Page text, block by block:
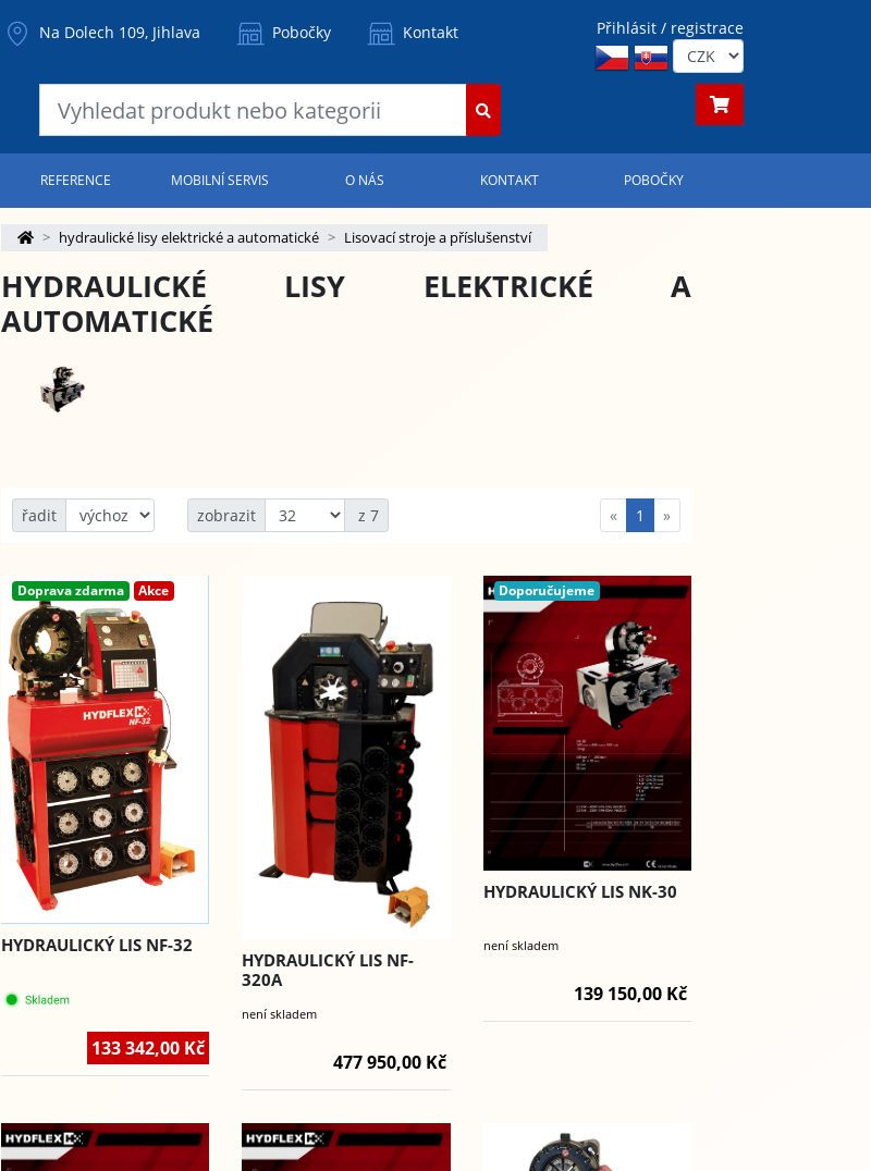
Na Dolech 109, Jihlava Pobočky Kontakt Přihlásit / registrace
REFERENCE MOBILNÍ SERVIS O NÁS KONTAKT POBOČKY
hydraulické lisy elektrické a automatické Lisovací stroje a příslušenství
HYDRAULICKÉ LISY ELEKTRICKÉ A
AUTOMATICKÉ
řadit zobrazit z 7 « 1 »
Doprava zdarma Akce
HYDRAULICKÝ LIS NF-32
133 342,00 Kč
HYDRAULICKÝ LIS NF-
320A
není skladem
477 950,00 Kč
Doporučujeme
HYDRAULICKÝ LIS NK-30
není skladem
139 150,00 Kč